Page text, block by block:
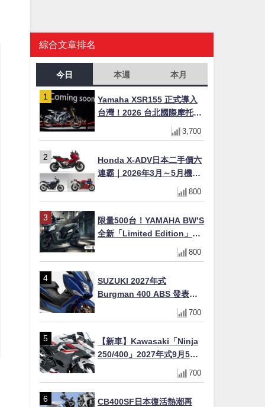
綜合文章排名
今日 本週 本月
Yamaha XSR155 正式導入
台灣！2026 台北國際摩托車
展亮相，70 週年紀念版
YZF-R 系列限量追加販售
3,700
Honda X-ADV日本二手價六
連霸｜2026年3月～5月機車
轉售排行榜 CBR1000RR-R
FIREBLADE SP首度躋身前
800
限量500台！YAMAHA BW’S
全新「Limited Edition」都
市探索限定色 GOOPiMADE
聯名包同步登場
800
SUZUKI 2027年式
Burgman 400 ABS 發表！
8/18日本上市、支援E10汽油
售價98萬100日圓
700
【新車】Kawasaki「Ninja
250/400」2027年式9月5日
日本發售！新塗裝登場×價格
不變×輔助滑動式離合器
700
CB400SF日本復活熱潮再